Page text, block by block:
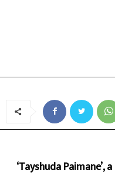
‘Tayshuda Paimane’,